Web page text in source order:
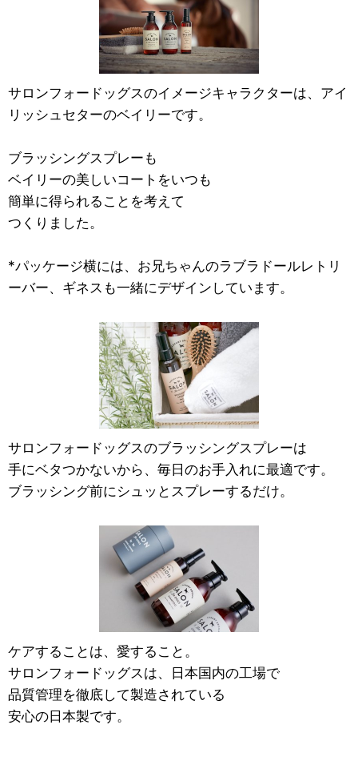
サロンフォードッグスのイメージキャラクターは、アイ
リッシュセターのベイリーです。
ブラッシングスプレーも
ベイリーの美しいコートをいつも
簡単に得られることを考えて
つくりました。
*パッケージ横には、お兄ちゃんのラブラドールレトリ
ーバー、ギネスも一緒にデザインしています。
サロンフォードッグスのブラッシングスプレーは
手にベタつかないから、毎日のお手入れに最適です。
ブラッシング前にシュッとスプレーするだけ。
ケアすることは、愛すること。
サロンフォードッグスは、日本国内の工場で
品質管理を徹底して製造されている
安心の日本製です。